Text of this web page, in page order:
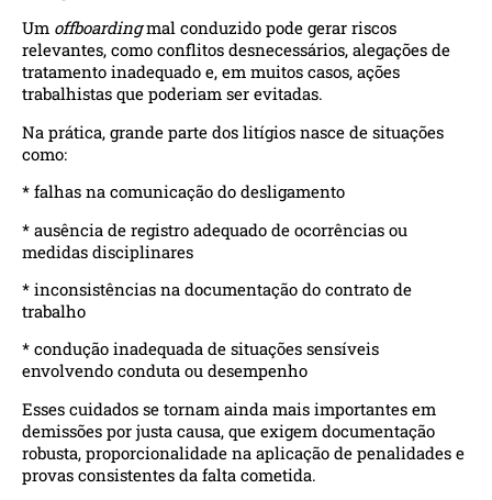
Um offboardingmal conduzido pode gerar riscos
relevantes, como conflitos desnecessários, alegações de
tratamento inadequado e, em muitos casos, ações
trabalhistas que poderiam ser evitadas.
Na prática, grande parte dos litígios nasce de situações
como:
* falhas na comunicação do desligamento
* ausência de registro adequado de ocorrências ou
medidas disciplinares
* inconsistências na documentação do contrato de
trabalho
* condução inadequada de situações sensíveis
envolvendo conduta ou desempenho
Esses cuidados se tornam ainda mais importantes em
demissões por justa causa, que exigem documentação
robusta, proporcionalidade na aplicação de penalidades e
provas consistentes da falta cometida.